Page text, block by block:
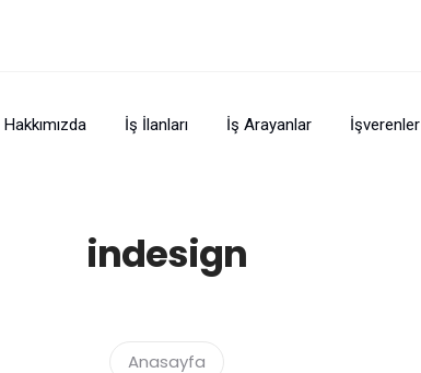
Hakkımızda İş İlanları İş Arayanlar İşverenler
indesign
Anasayfa